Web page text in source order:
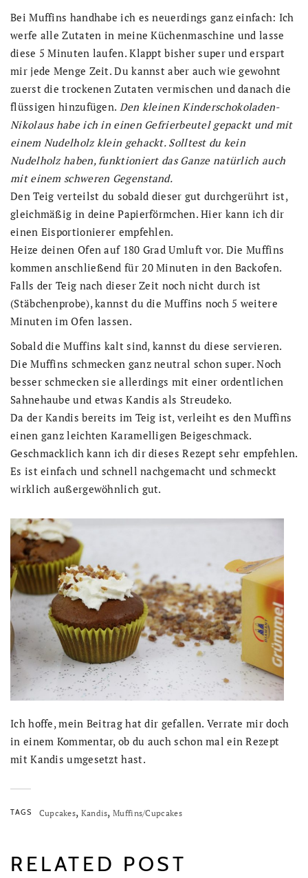
Bei Muffins handhabe ich es neuerdings ganz einfach: Ich
werfe alle Zutaten in meine Küchenmaschine und lasse
diese 5 Minuten laufen. Klappt bisher super und erspart
mir jede Menge Zeit. Du kannst aber auch wie gewohnt
zuerst die trockenen Zutaten vermischen und danach die
flüssigen hinzufügen. Den kleinen Kinderschokoladen-
Nikolaus habe ich in einen Gefrierbeutel gepackt und mit
einem Nudelholz klein gehackt. Solltest du kein
Nudelholz haben, funktioniert das Ganze natürlich auch
mit einem schweren Gegenstand.
Den Teig verteilst du sobald dieser gut durchgerührt ist,
gleichmäßig in deine Papierförmchen. Hier kann ich dir
einen Eisportionierer empfehlen.
Heize deinen Ofen auf 180 Grad Umluft vor. Die Muffins
kommen anschließend für 20 Minuten in den Backofen.
Falls der Teig nach dieser Zeit noch nicht durch ist
(Stäbchenprobe), kannst du die Muffins noch 5 weitere
Minuten im Ofen lassen.
Sobald die Muffins kalt sind, kannst du diese servieren.
Die Muffins schmecken ganz neutral schon super. Noch
besser schmecken sie allerdings mit einer ordentlichen
Sahnehaube und etwas Kandis als Streudeko.
Da der Kandis bereits im Teig ist, verleiht es den Muffins
einen ganz leichten Karamelligen Beigeschmack.
Geschmacklich kann ich dir dieses Rezept sehr empfehlen.
Es ist einfach und schnell nachgemacht und schmeckt
wirklich außergewöhnlich gut.
Ich hoffe, mein Beitrag hat dir gefallen. Verrate mir doch
in einem Kommentar, ob du auch schon mal ein Rezept
mit Kandis umgesetzt hast.
TAGS Cupcakes, Kandis,Muffins/Cupcakes
RELATED POST